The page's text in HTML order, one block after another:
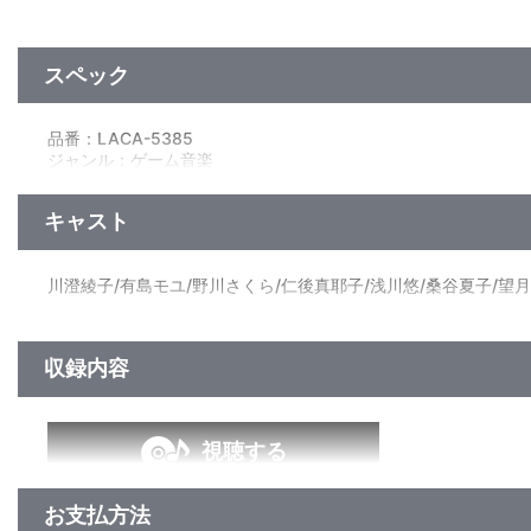
スペック
品番：LACA-5385
ジャンル：ゲーム音楽
キャスト
川澄綾子/有島モユ/野川さくら/仁後真耶子/浅川悠/桑谷夏子/望
収録内容
視聴する
＜収録曲＞
お支払方法